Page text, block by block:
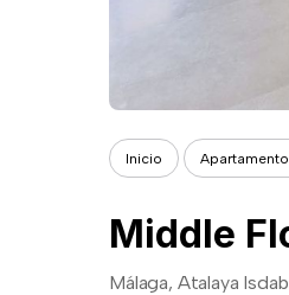
Inicio
Middle
Málaga, Atalaya